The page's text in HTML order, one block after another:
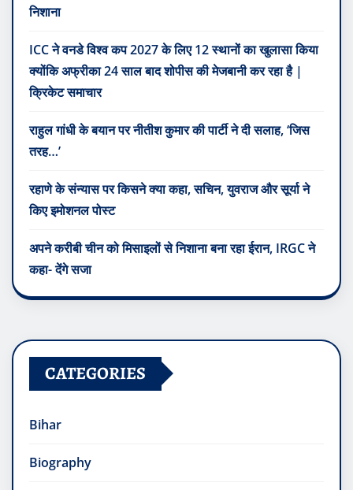
निशाना
ICC ने वनडे विश्व कप 2027 के लिए 12 स्थानों का खुलासा किया
क्योंकि अफ्रीका 24 साल बाद शोपीस की मेजबानी कर रहा है |
क्रिकेट समाचार
राहुल गांधी के बयान पर नीतीश कुमार की पार्टी ने दी सलाह, ‘जिस
तरह…’
रहाणे के संन्यास पर किसने क्या कहा, सचिन, युवराज और सूर्या ने
किए इमोशनल पोस्ट
अपने करीबी चीन को मिसाइलों से निशाना बना रहा ईरान, IRGC ने
कहा- देंगे सजा
CATEGORIES
Bihar
Biography